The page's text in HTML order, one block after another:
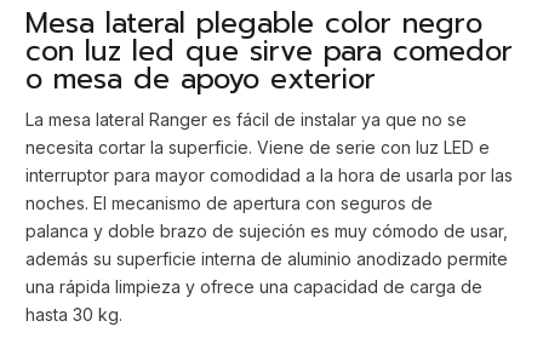
Mesa lateral plegable color negro
con luz led que sirve para comedor
o mesa de apoyo exterior
La mesa lateral Ranger es fácil de instalar ya que no se
necesita cortar la superficie. Viene de serie con luz LED e
interruptor para mayor comodidad a la hora de usarla por las
noches. El mecanismo de apertura con seguros de
palanca y doble brazo de sujeción es muy cómodo de usar,
además su superficie interna de aluminio anodizado permite
una rápida limpieza y ofrece una capacidad de carga de
hasta 30 kg.